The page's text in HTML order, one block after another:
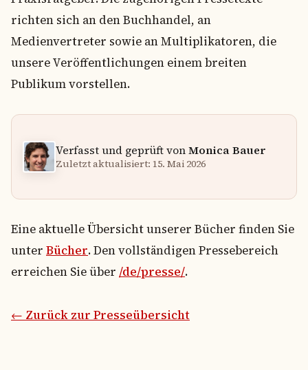
richten sich an den Buchhandel, an
Medienvertreter sowie an Multiplikatoren, die
unsere Veröffentlichungen einem breiten
Publikum vorstellen.
Verfasst und geprüft vonMonica Bauer
Zuletzt aktualisiert: 15. Mai 2026
Eine aktuelle Übersicht unserer Bücher finden Sie
unter Bücher. Den vollständigen Pressebereich
erreichen Sie über /de/presse/.
← Zurück zur Presseübersicht